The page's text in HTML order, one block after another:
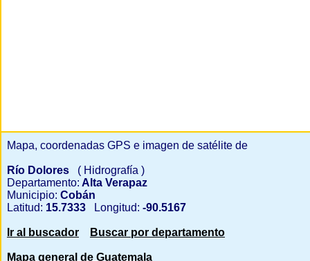
Mapa, coordenadas GPS e imagen de satélite de
Río Dolores
( Hidrografía )
Departamento: Alta Verapaz
Municipio: Cobán
Latitud: 15.7333 Longitud: -90.5167
Ir al buscador Buscar por departamento
Mapa general de Guatemala